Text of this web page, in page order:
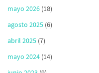
mayo 2026 (18)
agosto 2025 (6)
abril 2025 (7)
mayo 2024 (14)